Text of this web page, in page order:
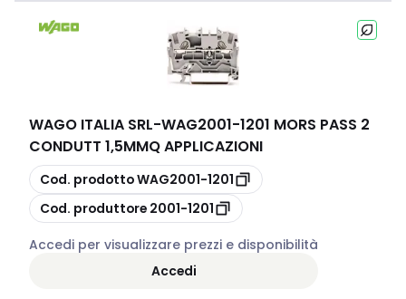
WAGO ITALIA SRL-WAG2001-1201 MORS PASS 2
CONDUTT 1,5MMQ APPLICAZIONI
copia
Cod. prodottoWAG2001-1201
copia
Cod. produttore 2001-1201
Accedi per visualizzare prezzi e disponibilità
Accedi